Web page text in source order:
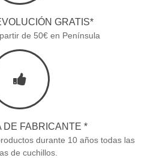
GRATIS*
de 50€ en Península
DE FABRICANTE *
durante 10 años todas las
de cuchillos.